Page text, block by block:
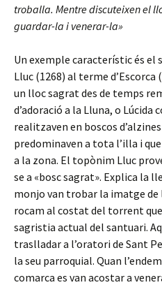
troballa. Mentre discuteixen el
guardar-la i venerar-la»
Un exemple característic és el
Lluc (1268) al terme
un lloc sagrat des de temps
d’adoració a la Lluna, o Lúcida
realitzaven en boscos
predominaven a tota l’illa i
a la zona. El topònim Lluc
se a «bosc sagrat». Explica la
monjo van trobar la imatge de
rocam al costat del torrent
sagristia actual del santuari.
traslladar a l’oratori de Sant
la seu parroquial. Quan
comarca es van acostar a